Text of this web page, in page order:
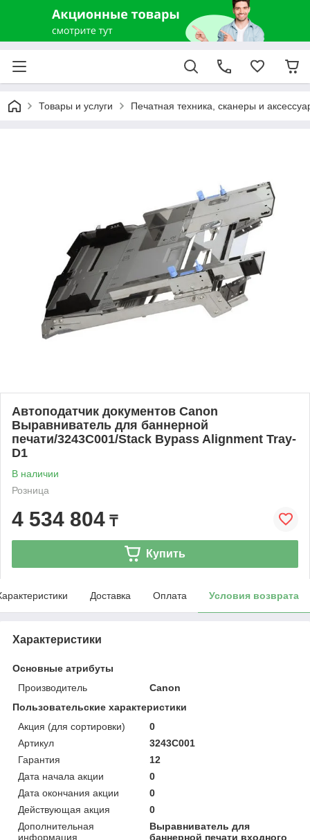
Товары и услуги Печатная техника, сканеры и
Автоподатчик документов Canon
Выравниватель для баннерной
печати/3243C001/Stack Bypass Alignment Tray-
D1
В наличии
Розница
4 534 804 ₸
Купить
Доставка Оплата Условия возврата
Характеристики
Основные атрибуты
Производитель
Canon
Пользовательские характеристики
Акция (для сортировки)
0
Артикул
3243C001
Гарантия
12
Дата начала акции
0
Дата окончания акции
0
Действующая акция
0
Дополнительная
информация
Выравниватель для
баннерной печати входного